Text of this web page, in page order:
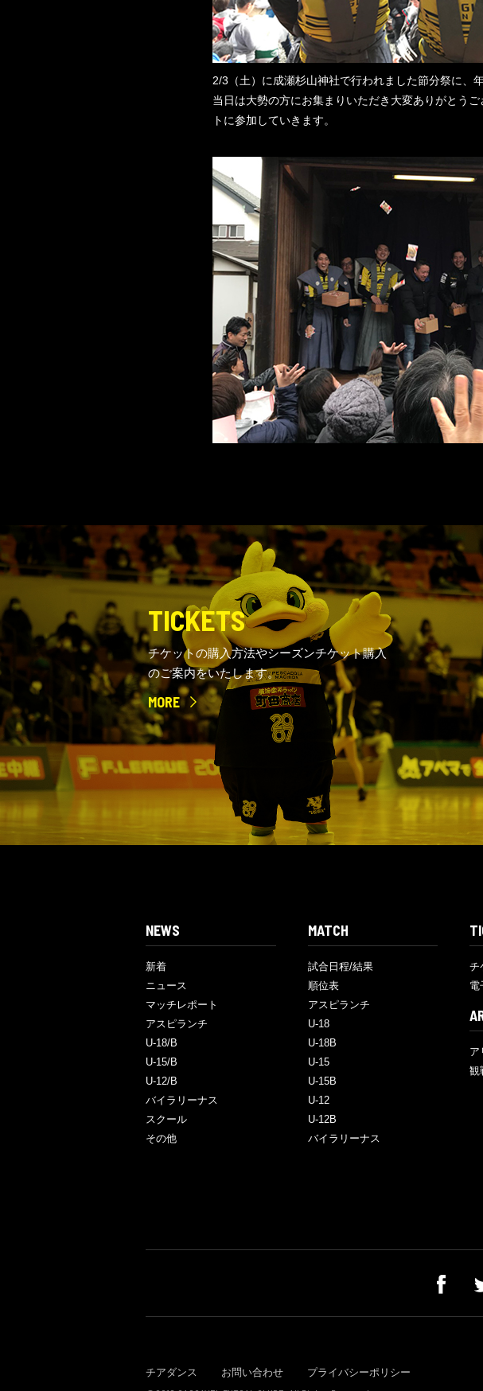
2/3（土）に成瀬杉山神社で行われました節分祭に、
当日は大勢の方にお集まりいただき大変ありがとう
トに参加していきます。
TICKETS
チケットの購入方法やシーズンチケット購入
のご案内をいたします。
MORE
NEWS
新着
ニュース
マッチレポート
アスピランチ
U-18/B
U-15/B
U-12/B
バイラリーナス
スクール
その他
MATCH
試合日程/結果
順位表
アスピランチ
U-18
U-18B
U-15
U-15B
U-12
U-12B
バイラリーナス
チ
電
ア
観
チアダンス お問い合わせ プライバシーポリシー